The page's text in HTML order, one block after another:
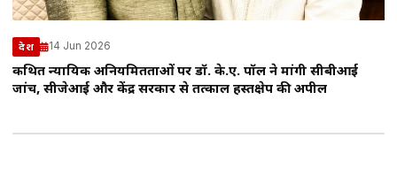
देश 14 Jun 2026
कथित न्यायिक अनियमितताओं पर डॉ. के.ए. पॉल ने मांगी सीबीआई
जांच, सीजेआई और केंद्र सरकार से तत्काल हस्तक्षेप की अपील